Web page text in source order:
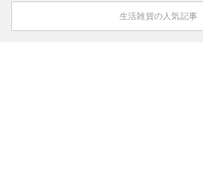
生活雑貨の人気記事